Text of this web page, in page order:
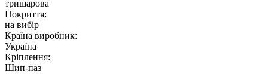
тришарова
Покриття:
на вибір
Країна виробник:
Україна
Кріплення:
Шип-паз